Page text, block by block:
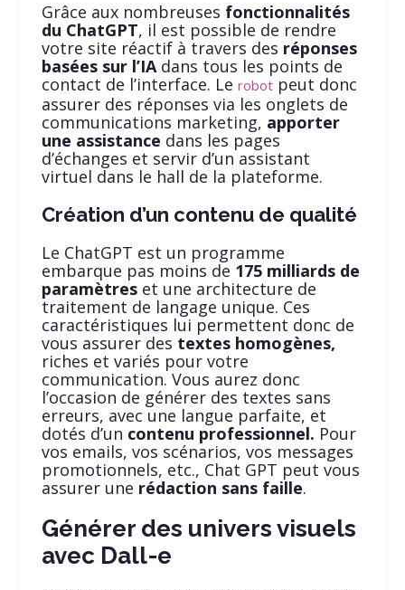
Grâce aux nombreuses fonctionnalités
du ChatGPT, il est possible de rendre
votre site réactif à travers des réponses
basées sur l’IAdans tous les points de
contact de l’interface. Le robot peut donc
assurer des réponses via les onglets de
communications marketing, apporter
une assistance dans les pages
d’échanges et servir d’un assistant
virtuel dans le hall de la plateforme.
Création d’un contenu de qualité
Le ChatGPT est un programme
embarque pas moins de 175 milliards de
paramètres et une architecture de
traitement de langage unique. Ces
caractéristiques lui permettent donc de
vous assurer des textes homogènes,
riches et variés pour votre
communication. Vous aurez donc
l’occasion de générer des textes sans
erreurs, avec une langue parfaite, et
dotés d’un contenu professionnel. Pour
vos emails, vos scénarios, vos messages
promotionnels, etc., Chat GPT peut vous
assurer une rédaction sans faille.
Générer des univers visuels
avec Dall-e